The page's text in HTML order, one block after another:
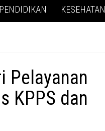
PENDIDIKAN KESEHATAN
Pelayanan
KPPS dan